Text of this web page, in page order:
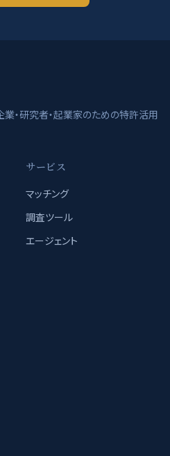
・研究者・起業家のための特許活用
サービス
マッチング
調査ツール
エージェント